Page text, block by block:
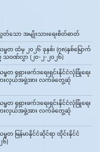
တ်သော အမျိုးသားရေးစိတ်ဓာတ်
တ ထံမှ ၂၀၂၆ ခုနှစ်၊ (၇၈)နှစ်မြောက်
သဝဏ်လွှာ (၂၀-၂-၂၀၂၆)
တ ရုရှားဖက်ဒရေးရှင်းနိုင်ငံလုံခြုံရေး
ားလှယ်အဖွဲ့အား လက်ခံတွေ့ဆုံ
တ ရုရှားဖက်ဒရေးရှင်းနိုင်ငံလုံခြုံရေး
ားလှယ်အဖွဲ့အား လက်ခံတွေ့ဆုံ
မတ မြန်မာနိုင်ငံဆိုင်ရာ ထိုင်းနိုင်ငံ
၆)